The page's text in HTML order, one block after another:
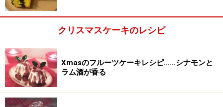
チョコレートクリームを作る
生クリームはボウルにいれ、ボウルを氷水にあてなが
ら、もったりとするまで泡立てます。とかしたチョコレ
ートを加え、角がたつくらいになるまで、さらに泡立て
ます。
クリスマスケーキのレシピ
Xmasのフルーツケーキレシピ……シナモンと
ラム酒が香る